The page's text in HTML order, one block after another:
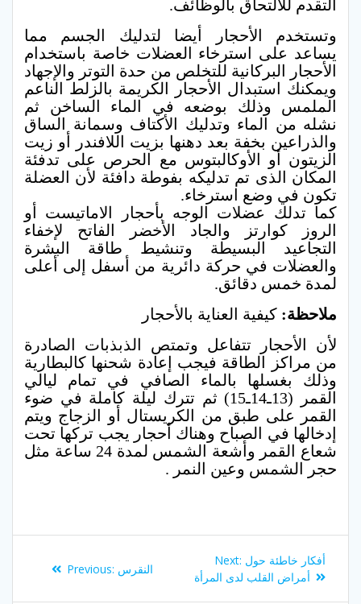
التقدم للالتحاق بالوظائف.
وتستخدم الأحجار أيضا لتدليك الجسم مما
يساعد على استرخاء العضلات خاصة باستخدام
الأحجار البركانية للتخلص من حدة التوتر والإجهاد
ويمكنك استبدال الأحجار الكريمة بالزلط الناعم
الملمس وذلك بوضعه في الماء الساخن ثم
نشله من الماء وتدليك الأكتاف وسمانة الساق
والذراعين بخفة بعد دهنها بزيت اللافندر أو زيت
الزيتون أو الأوكالبتوس مع الحرص على تدفئة
المكان الذى تم تدليكه بفوطة دافئة لأن العضلة
تكون في وضع استرخاء.
كما تدلك عضلات الوجه بأحجار الاماتيست أو
الروز كوارتز والجاد الأخضر الفاتح لإخفاء
التجاعيد البسيطة وتنشيط طاقة البشرة
والعضلات في حركة دائرية من أسفل إلى أعلى
لمدة خمس دقائق.
ملاحظة: كيفية العناية بالأحجار
لأن الأحجار تتفاعل وتمتص الذبذبات الصادرة
من مراكز الطاقة فيجب إعادة شحنها كالبطارية
وذلك بغسلها بالماء الصافي في تمام ليالي
القمر (13ـ14ـ15) ثم تترك ليلة كاملة في ضوء
القمر على طبق من الكريستال أو الزجاج ويتم
إدخالها في الصباح وهناك أحجار يجب تركها تحت
شعاع القمر وأشعة الشمس لمدة 24 ساعة مثل
حجر الشمس وعين النمر .
navigation
Previous: Previous
النقرس
Next: Next
post:
أفكار خاطئة حول
أمراض القلب لدى المرأة